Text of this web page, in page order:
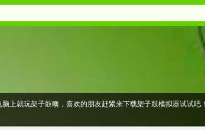
上就玩架子鼓噢，喜欢的朋友赶紧来下载架子鼓模拟器试试吧！
。 只需点击即可听到大鼓、钹或小鼓的敲击声！
曲！